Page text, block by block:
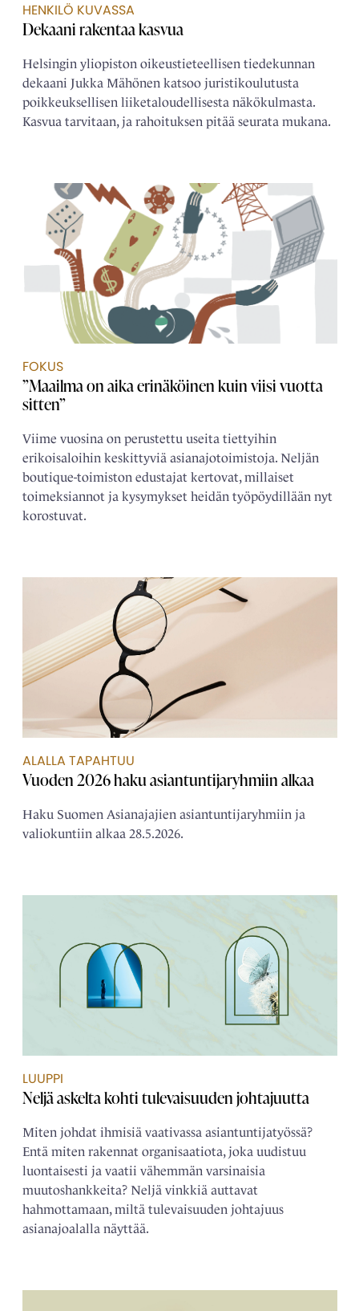
HENKILÖ KUVASSA
Dekaani rakentaa kasvua
Helsingin yliopiston oikeustieteellisen tiedekunnan
dekaani Jukka Mähönen katsoo juristikoulutusta
poikkeuksellisen liiketaloudellisesta näkökulmasta.
Kasvua tarvitaan, ja rahoituksen pitää seurata mukana.
FOKUS
”Maailma on aika erinäköinen kuin viisi vuotta
sitten”
Viime vuosina on perustettu useita tiettyihin
erikoisaloihin keskittyviä asianajotoimistoja. Neljän
boutique-toimiston edustajat kertovat, millaiset
toimeksiannot ja kysymykset heidän työpöydillään nyt
korostuvat.
ALALLA TAPAHTUU
Vuoden 2026 haku asiantuntijaryhmiin alkaa
Haku Suomen Asianajajien asiantuntijaryhmiin ja
valiokuntiin alkaa 28.5.2026.
LUUPPI
Neljä askelta kohti tulevaisuuden johtajuutta
Miten johdat ihmisiä vaativassa asiantuntijatyössä?
Entä miten rakennat organisaatiota, joka uudistuu
luontaisesti ja vaatii vähemmän varsinaisia
muutoshankkeita? Neljä vinkkiä auttavat
hahmottamaan, miltä tulevaisuuden johtajuus
asianajoalalla näyttää.